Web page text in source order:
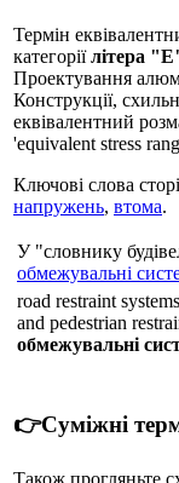
Термін
категоріїлітера
Проектування
Конструкції,
еквівалентний
'equivalent stress
Ключові слова
напружень, втома.
У "словнику
обмежувальні
road restraint
and pedestrian
обмежувальні
👉Суміжні